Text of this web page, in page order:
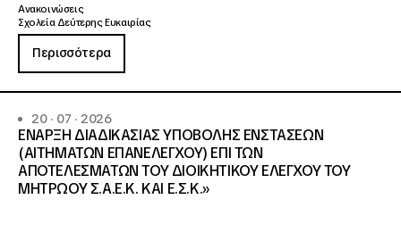
Ανακοινώσεις
Σχολεία Δεύτερης Ευκαιρίας
Περισσότερα
20 · 07 · 2026
ΕΝΑΡΞΗ ΔΙΑΔΙΚΑΣΙΑΣ ΥΠΟΒΟΛΗΣ ΕΝΣΤΑΣΕΩΝ
(ΑΙΤΗΜΑΤΩΝ ΕΠΑΝΕΛΕΓΧΟΥ) ΕΠΙ ΤΩΝ
ΑΠΟΤΕΛΕΣΜΑΤΩΝ ΤΟΥ ΔΙΟΙΚΗΤΙΚΟΥ ΕΛΕΓΧΟΥ ΤΟΥ
ΜΗΤΡΩΟΥ Σ.Α.Ε.Κ. ΚΑΙ Ε.Σ.Κ.»